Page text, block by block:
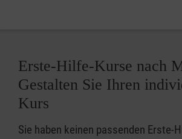
Erste-Hilfe-Kurse nach
Gestalten Sie Ihren
Kurs
Sie haben keinen passenden Erste-